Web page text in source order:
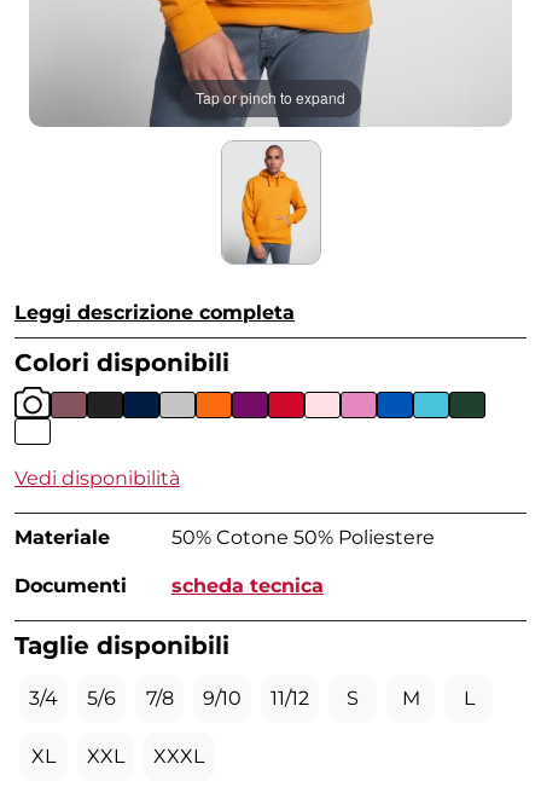
Tap or pinch to expand
Leggi descrizione completa
Colori disponibili
Vedi disponibilità
Materiale 50% Cotone 50% Poliestere
Documenti scheda tecnica
Taglie disponibili
3/4 5/6 7/8 9/10 11/12 S M L
XL XXL
XXXL